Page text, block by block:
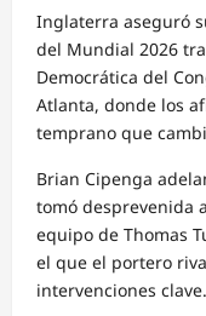
Inglaterra aseguró
del Mundial 2026
Democrática del
Atlanta, donde los
temprano que
Brian Cipenga
tomó desprevenida
equipo de Thomas
el que el portero
intervenciones clave.